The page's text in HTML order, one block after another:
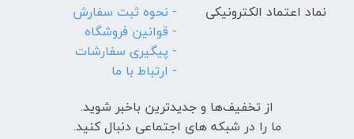
نماد اعتماد الکترونیکی
- نحوه ثبت سفارش
- قوانین فروشگاه
- پیگیری سفارشات
- ارتباط با ما
از تخفیف‌ها و جدیدترین‌ باخبر شوید.
ما را در شبکه های اجتماعی دنبال کنید.